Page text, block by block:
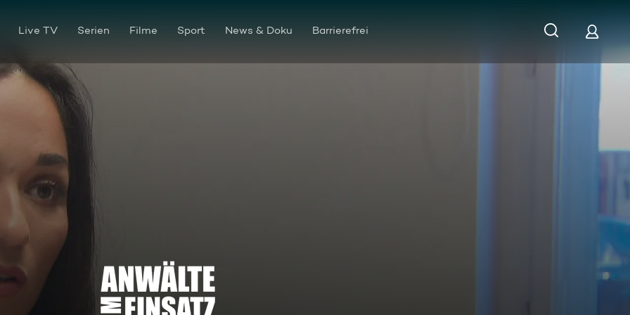
Live TV Serien Filme Sport News & Doku Barrierefrei